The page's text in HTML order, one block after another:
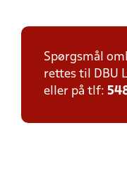
Spørgsmål
rettes til DBU
eller på tlf: